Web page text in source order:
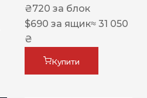
₴720 за блок
$690 за ящик≈ 31 050
₴
Купити